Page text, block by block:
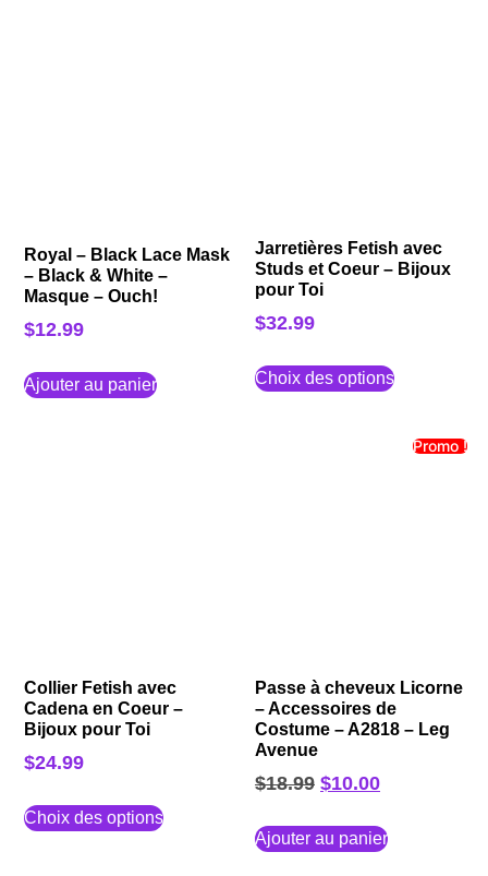
Royal – Black Lace Mask
– Black & White –
Masque – Ouch!
$12.99
Ajouter au panier
Jarretières Fetish avec
Studs et Coeur – Bijoux
pour Toi
$32.99
Choix des options
Collier Fetish avec
Cadena en Coeur –
Bijoux pour Toi
$24.99
Choix des options
Promo !
Passe à cheveux Licorne
– Accessoires de
Costume – A2818 – Leg
Avenue
$18.99 $10.00
Ajouter au panier